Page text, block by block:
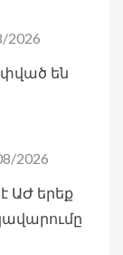
2026
են
2026
ԱԺ երեք